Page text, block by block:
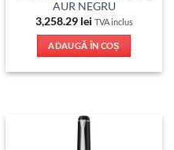
AUR NEGRU
3,258.29 lei TVA inclus
ADAUGĂ ÎN COȘ